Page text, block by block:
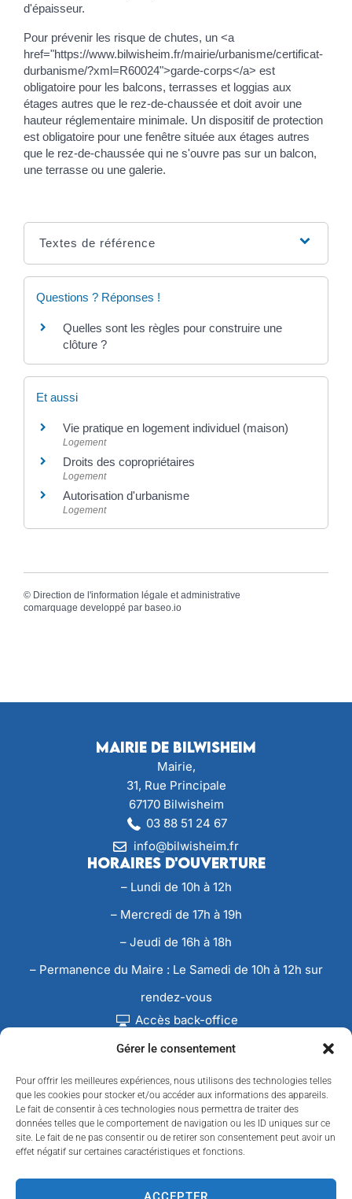
Gérer le consentement
Pour offrir les meilleures expériences, nous utilisons des technologies telles
que les cookies pour stocker et/ou accéder aux informations des appareils.
Le fait de consentir à ces technologies nous permettra de traiter des
données telles que le comportement de navigation ou les ID uniques sur ce
site. Le fait de ne pas consentir ou de retirer son consentement peut avoir un
effet négatif sur certaines caractéristiques et fonctions.
d'épaisseur.
Pour prévenir les risque de chutes, un <a
href="https://www.bilwisheim.fr/mairie/urbanisme/certificat-
durbanisme/?xml=R60024">garde-corps</a> est
obligatoire pour les balcons, terrasses et loggias aux
étages autres que le rez-de-chaussée et doit avoir une
hauteur réglementaire minimale. Un dispositif de protection
est obligatoire pour une fenêtre située aux étages autres
que le rez-de-chaussée qui ne s'ouvre pas sur un balcon,
une terrasse ou une galerie.
Textes de référence
Questions ? Réponses !
Quelles sont les règles pour construire une
clôture ?
Et aussi
Vie pratique en logement individuel (maison)
Logement
Droits des copropriétaires
Logement
Autorisation d'urbanisme
Logement
© Direction de l'information légale et administrative
comarquage developpé par baseo.io
Mairie de Bilwisheim
Mairie,
31, Rue Principale
67170 Bilwisheim
03 88 51 24 67
info@bilwisheim.fr
Horaires d'ouverture
– Lundi de 10h à 12h
– Mercredi de 17h à 19h
– Jeudi de 16h à 18h
– Permanence du Maire : Le Samedi de 10h à 12h sur
rendez-vous
Accès back-office